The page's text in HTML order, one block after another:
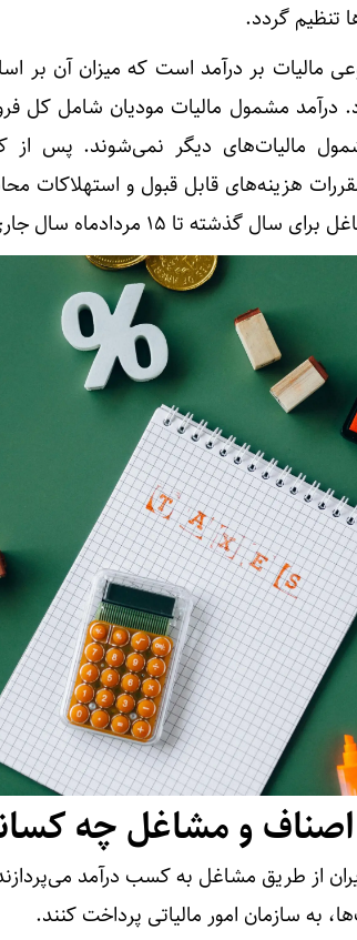
تنظیم گردد.
مالیات بر درآمد است که میزان آن بر
درآمد مشمول مالیات مودیان شامل کل
مالیات‌های دیگر نمی‌شوند. پس از
هزینه‌های قابل قبول و استهلاکات
تا ۱۵ مردادماه سال جاری است.
اصناف و مشاغل چه
از طریق مشاغل به کسب درآمد
به سازمان امور مالیاتی پرداخت کنند.